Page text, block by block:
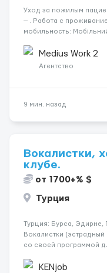
Уход за пожилым
— . Работа с
мобильность:
Ночью: Спить не
Medius Work 2
Агентство
9 мин. назад
Вокалистки,
клубе.
от 1700+% $
Турция
Турция: Бурса, Эдирне,
Вокалистки (эстрадный
со своей программой
одного до трех
KENjob